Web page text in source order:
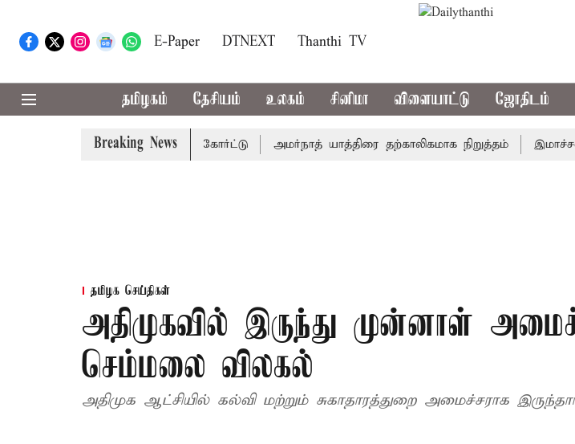
E-Paper DTNEXT Thanthi TV
தமிழகம் தேசியம் உலகம் சினிமா விளையாட்டு ஜோதிடம்
Breaking News
ம் தேதி விசாரணை - சுப்ரீம் கோர்ட்டு அமர்நாத் யாத்திரை தற்காலிகமாக நிறுத்தம்
தமிழக செய்திகள்
அதிமுகவில் இருந்து முன்னாள்
செம்மலை விலகல்
அதிமுக ஆட்சியில் கல்வி மற்றும் சுகாதாரத்துறை அமைச்சராக